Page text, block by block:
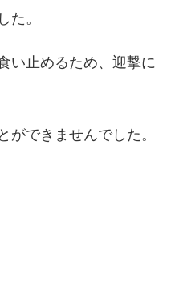
た。
い止めるため、迎撃に
ができませんでした。